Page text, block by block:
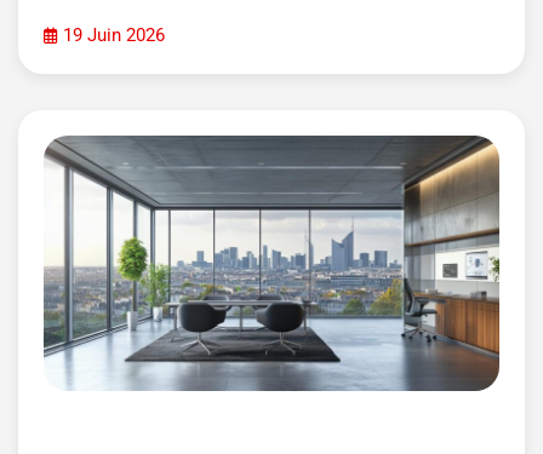
19 Juin 2026